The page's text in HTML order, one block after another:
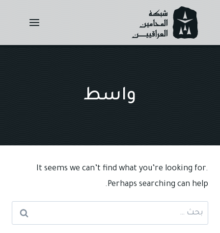
content
واسط
It seems we can’t find what you’re looking for.
Perhaps searching can help.
البحث
عن: